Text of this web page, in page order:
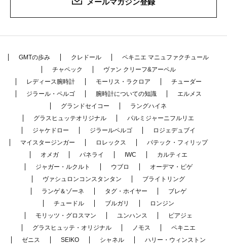
メールマガジン登録
GMTの歩み クレドール
ペキニエ マニュファクチュール
チャペック
ヴァン クリーフ&アーペル
レディース腕時計
モーリス・ラクロア
チューダー
ジラール・ペルゴ
腕時計についての知識
エルメス
グランドセイコー
ラングハイネ
グラスヒュッテオリジナル
パルミジャーニフルリエ
ジャケドロー
ジラールペルゴ
ロジェデュブイ
マイスタージンガー
ロレックス
パテック・フィリップ
オメガ
パネライ IWC
カルティエ
ジャガー・ルクルト
ウブロ
オーデマ・ピゲ
ヴァシュロンコンスタンタン
ブライトリング
ランゲ＆ゾーネ
タグ・ホイヤー
ブレゲ
チュードル
ブルガリ
ロンジン
モリッツ・グロスマン
ユンハンス
ピアジェ
グラスヒュッテ・オリジナル
ノモス
ペキニエ
ゼニス
SEIKO シャネル
ハリー・ウィンストン